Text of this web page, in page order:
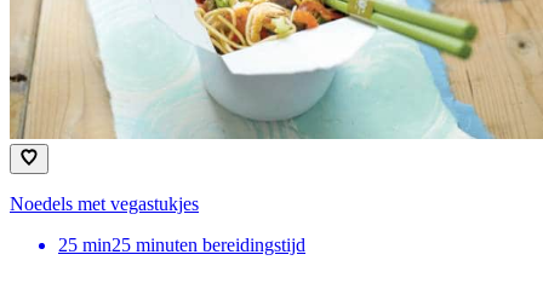
Noedels met vegastukjes
25 min25 minuten bereidingstijd